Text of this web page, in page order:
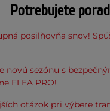
Potrebujete
posilňovňa snov!
novú sezónu s
FLEA PRO!
otázok pri výbere